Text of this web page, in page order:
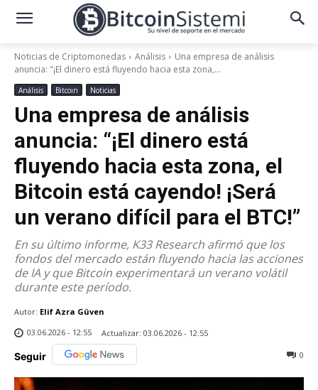
Noticias de Criptomonedas Análisis
Una empresa de análisis
anuncia: "¡El dinero está fluyendo hacia esta zona,...
Análisis Bitcoin Noticias
Una empresa de análisis
anuncia: “¡El dinero está
fluyendo hacia esta zona, el
Bitcoin está cayendo! ¡Será
un verano difícil para el BTC!”
En su último informe, K33 Research afirmó que los
fondos del mercado están fluyendo hacia las acciones
de IA y que Bitcoin experimentará un verano volátil
durante este período.
Autor: Elif Azra Güven
03.06.2026 - 12:55
Actualizar: 03.06.2026 - 12:55
Seguir 0